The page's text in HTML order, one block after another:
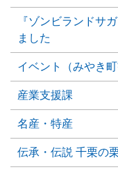
『ゾンビランドサ
ました
イベント（みやき町
産業支援課
名産・特産
伝承・伝説 千栗の